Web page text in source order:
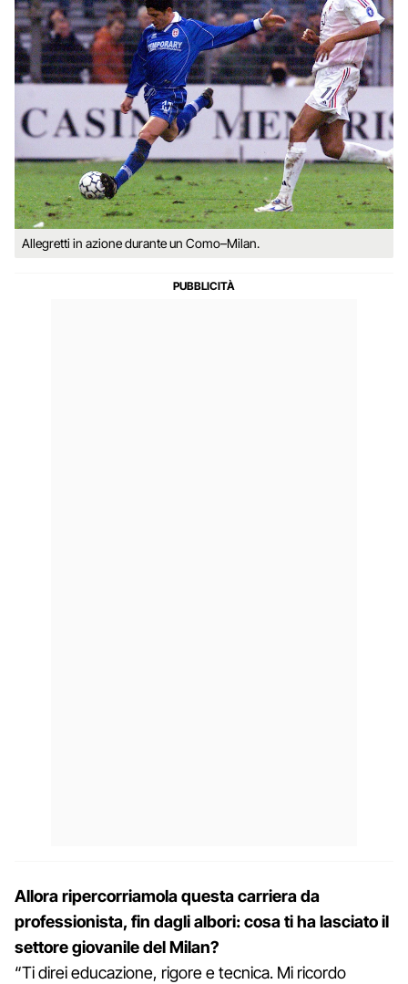
Allegretti in azione durante un Como–Milan.
Allora ripercorriamola questa carriera da
professionista, fin dagli albori: cosa ti ha lasciato il
settore giovanile del Milan?
“Ti direi educazione, rigore e tecnica. Mi ricordo